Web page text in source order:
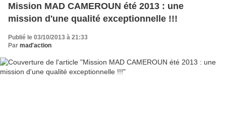
Mission MAD CAMEROUN été 2013 : une
mission d'une qualité exceptionnelle !!!
Publié le 03/10/2013 à 21:33
Par mad'action